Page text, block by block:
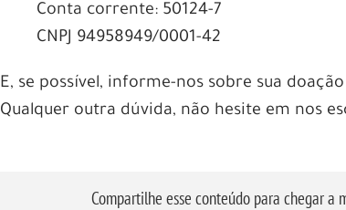
Conta corrente: 50124-7
CNPJ 94958949/0001-42
E, se possível, informe-nos sobre sua
Qualquer outra dúvida, não hesite em nos
Compartilhe esse conteúdo para chegar a